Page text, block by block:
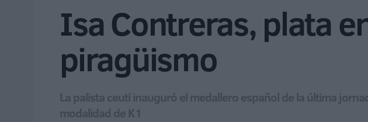
Isa Contreras, plata
piragüismo
La palista ceutí inauguró el medallero español de la última
modalidad de K1